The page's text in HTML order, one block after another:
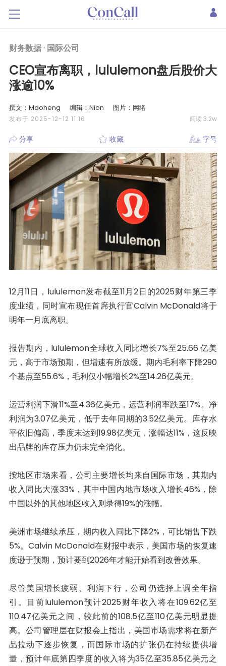
财务数据 · 国际公司
CEO宣布离职，lululemon盘后股价大
涨逾10%
撰文：Maoheng 编辑：Nion 图片：网络
发布于 2025-12-12 11:16 阅读 3.2w
分享 收藏 字号
12月11日，lululemon发布截至11月2日的2025财年第三季
度业绩，同时宣布现任首席执行官Calvin McDonald将于
明年一月底离职。
报告期内，lululemon全球收入同比增长7%至25.66 亿美
元，高于市场预期，但增速有所放缓。期内毛利率下降290
个基点至55.6%，毛利仅小幅增长2%至14.26亿美元。
运营利润下滑11%至4.36亿美元，运营利润率跌至17%。净
利润为3.07亿美元，低于去年同期的3.52亿美元。库存水
平依旧偏高，季度末达到19.98亿美元，涨幅达11%，这反映
出品牌的库存压力仍未完全消化。
按地区市场来看，公司主要增长均来自国际市场，其期内
收入同比大涨33%，其中中国内地市场收入增长46%，除
中国以外的其他地区收入则录得19%的涨幅。
美洲市场继续承压，期内收入同比下降2%，可比销售下跌
5%。Calvin McDonald在财报中表示，美国市场的恢复速
度逊于预期，预计要到2026年才能开始看到改善效果。
尽管美国增长疲弱、利润下行，公司仍选择上调全年指
引。目前lululemon预计2025财年收入将在109.62亿至
110.47亿美元之间，较此前的108.5亿至110亿美元明显提
高。公司管理层在财报会上指出，美国市场需求将在新产
品拉动下逐步恢复，而国际市场的扩张仍在持续提供增
量，预计年底第四季度的收入将为35亿至35.85亿美元之